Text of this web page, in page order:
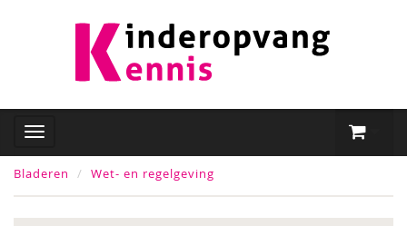
Bladeren Wet- en regelgeving